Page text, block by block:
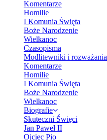
Komentarze
Homilie
I Komunia Święta
Boże Narodzenie
Wielkanoc
Czasopisma
Modlitewniki i rozważania
Komentarze
Homilie
I Komunia Święta
Boże Narodzenie
Wielkanoc
Biografie
Skuteczni Święci
Jan Paweł II
Ojciec Pio